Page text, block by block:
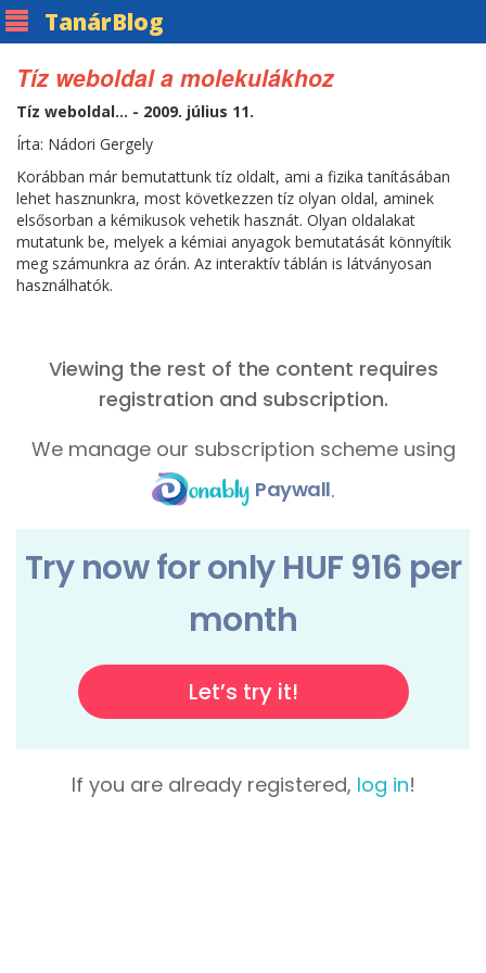
TanárBlog
Tíz weboldal a molekulákhoz
Tíz weboldal... - 2009. július 11.
Írta: Nádori Gergely
Korábban már bemutattunk tíz oldalt, ami a fizika tanításában
lehet hasznunkra, most következzen tíz olyan oldal, aminek
elsősorban a kémikusok vehetik hasznát. Olyan oldalakat
mutatunk be, melyek a kémiai anyagok bemutatását könnyítik
meg számunkra az órán. Az interaktív táblán is látványosan
használhatók.